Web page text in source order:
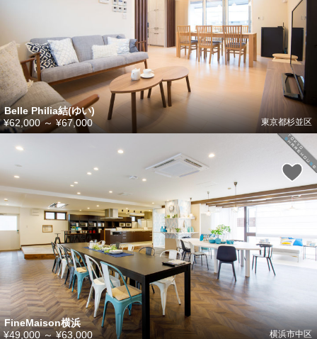
Belle Philia結(ゆい)
東京都杉並区
¥62,000～¥67,000
FineMaison横浜
横浜市中区
¥49,000～¥63,000